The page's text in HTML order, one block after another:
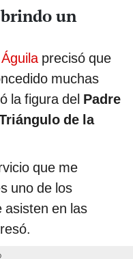
un
precisó que
muchas
la figura del Padre
de la
que me
uno de los
en las